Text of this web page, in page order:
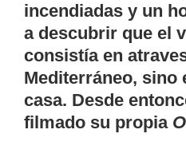
incendiadas y un
a descubrir que el
consistía en
Mediterráneo, sino
casa. Desde
filmado su propia